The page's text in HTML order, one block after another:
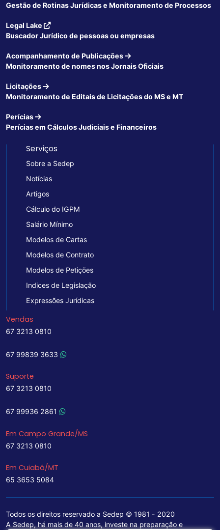
Gestão de Rotinas Jurídicas e Monitoramento de Processos
Legal Lake
Buscador Jurídico de pessoas ou empresas
Acompanhamento de Publicações
Monitoramento de nomes nos Jornais Oficiais
Licitações
Monitoramento de Editais de Licitações do MS e MT
Perícias
Perícias em Cálculos Judiciais e Financeiros
Serviços
Sobre a Sedep
Notícias
Artigos
Cálculo do IGPM
Salário Mínimo
Modelos de Cartas
Modelos de Contrato
Modelos de Petições
Indices de Legislação
Expressões Jurídicas
Vendas
67 3213 0810
67 99839 3633
Suporte
67 3213 0810
67 99936 2861
Em Campo Grande/MS
67 3213 0810
Em Cuiabá/MT
65 3653 5084
Todos os direitos reservado a Sedep © 1981 - 2020
A Sedep, há mais de 40 anos, investe na preparação e